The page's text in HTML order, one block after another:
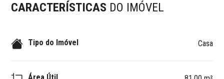
CARACTERÍSTICAS DO IMÓVEL
Tipo do Imóvel Casa
Área Útil